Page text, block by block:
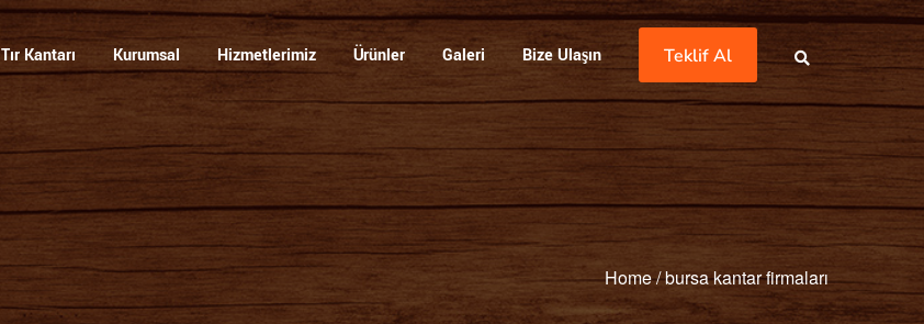
Tır Kantarı Kurumsal Hizmetlerimiz Ürünler Galeri Bize Ulaşın Teklif Al
Home/bursa kantar firmaları